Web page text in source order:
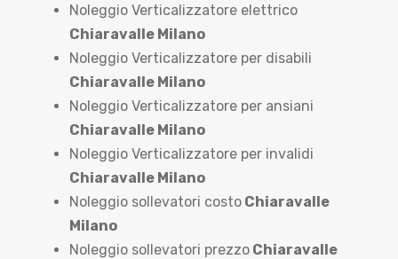
Noleggio Verticalizzatore elettrico
Chiaravalle Milano
Noleggio Verticalizzatore per disabili
Chiaravalle Milano
Noleggio Verticalizzatore per ansiani
Chiaravalle Milano
Noleggio Verticalizzatore per invalidi
Chiaravalle Milano
Noleggio sollevatori costo Chiaravalle
Milano
Noleggio sollevatori prezzo Chiaravalle